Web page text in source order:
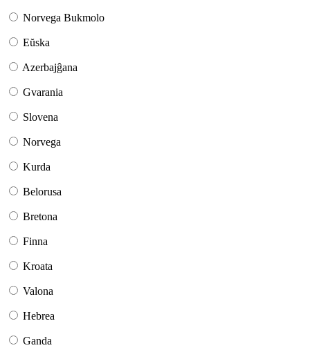
Norvega Bukmolo
Eŭska
Azerbajĝana
Gvarania
Slovena
Norvega
Kurda
Belorusa
Bretona
Finna
Kroata
Valona
Hebrea
Ganda